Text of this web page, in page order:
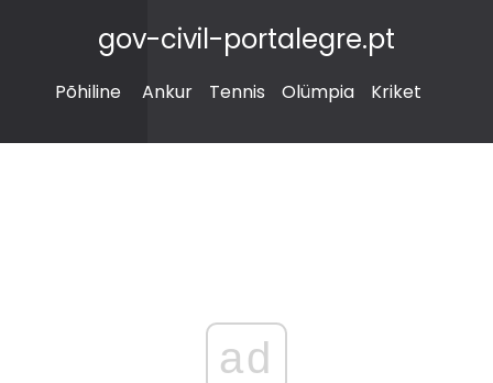
gov-civil-portalegre.pt
Põhiline Ankur Tennis Olümpia Kriket
ad